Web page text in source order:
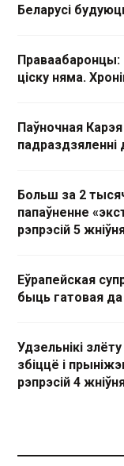
Беларусі
Праваабаронцы:
ціску няма.
Паўночная
падраздзяленні
Больш за 2
папаўненне
рэпрэсій 5
Еўрапейская
быць гатовая
Удзельнікі
збіццё і
рэпрэсій 4